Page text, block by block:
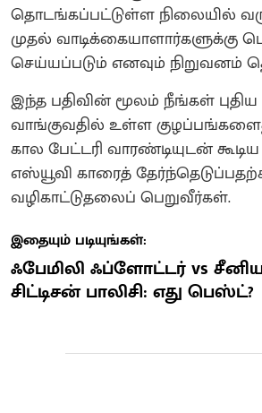
தொடங்கப்பட்டுள்ள நிலையில்
முதல் வாடிக்கையாளார்களுக்கு
செய்யப்படும் எனவும் நிறுவனம்
இந்த பதிவின் மூலம் நீங்கள் புதிய
வாங்குவதில் உள்ள
கால பேட்டரி வாரண்டியுடன்
எஸ்யூவி காரைத்
வழிகாட்டுதலைப் பெறுவீர்கள்.
இதையும் படியுங்கள்:
ஃபேமிலி ஃப்ளோட்டர் vs
சிட்டிசன் பாலிசி: எது பெஸ்ட்?